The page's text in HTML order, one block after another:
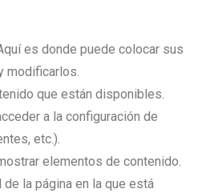
es donde puede colocar sus
modificarlos.
que están disponibles.
a la configuración de
etc.).
elementos de contenido.
la página en la que está